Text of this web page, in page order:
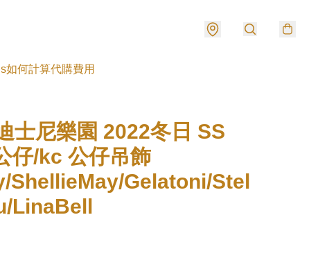
如何計算代購費用
士尼樂園 2022冬日 SS
仔/kc 公仔吊飾
ShellieMay/Gelatoni/Stel
LinaBell